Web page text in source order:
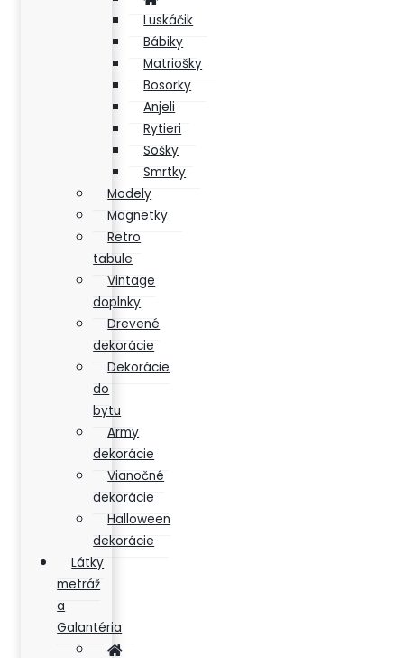
Luskáčik
Bábiky
Matriošky
Bosorky
Anjeli
Rytieri
Sošky
Smrtky
Modely
Magnetky
Retro
tabule
Vintage
doplnky
Drevené
dekorácie
Dekorácie
do
bytu
Army
dekorácie
Vianočné
dekorácie
Halloween
dekorácie
Látky
metráž
a
Galantéria